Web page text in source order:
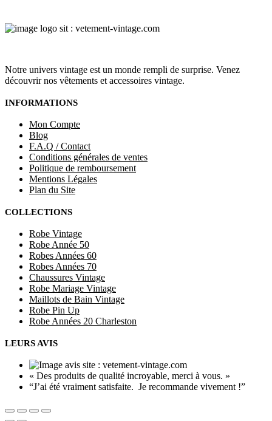
Notre univers vintage est un monde rempli de surprise. Venez
découvrir nos vêtements et accessoires vintage.
INFORMATIONS
Mon Compte
Blog
F.A.Q / Contact
Conditions générales de ventes
Politique de remboursement
Mentions Légales
Plan du Site
COLLECTIONS
Robe Vintage
Robe Année 50
Robes Années 60
Robes Années 70
Chaussures Vintage
Robe Mariage Vintage
Maillots de Bain Vintage
Robe Pin Up
Robe Années 20 Charleston
LEURS AVIS
« Des produits de qualité incroyable, merci à vous. »
“J’ai été vraiment satisfaite. Je recommande vivement !”